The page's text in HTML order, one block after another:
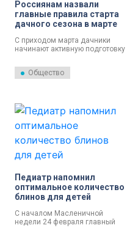
Россиянам назвали
главные правила старта
дачного сезона в марте
С приходом марта дачники
начинают активную подготовку
председателя Союза дачников
Никиты Чаплина, это ключевой
Общество
Педиатр напомнил
оптимальное количество
блинов для детей
С началом Масленичной
недели 24 февраля главный